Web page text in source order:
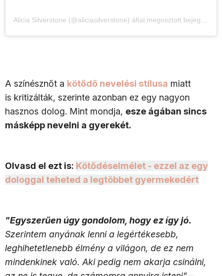
Alicia Silverstone (@aliciasilverstone) által megosztott bejegyzés
A színésznőt a kötődő nevelési stílusa miatt
is kritizálták, szerinte azonban ez egy nagyon
hasznos dolog. Mint mondja, esze ágában sincs
másképp nevelni a gyerekét.
Olvasd el ezt is: Kötődéselmélet - ezzel az egy
dologgal teheted a legtöbbet gyermekedért
"Egyszerűen úgy gondolom, hogy ez így jó.
Szerintem anyának lenni a legértékesebb,
leghihetetlenebb élmény a világon, de ez nem
mindenkinek való. Aki pedig nem akarja csinálni,